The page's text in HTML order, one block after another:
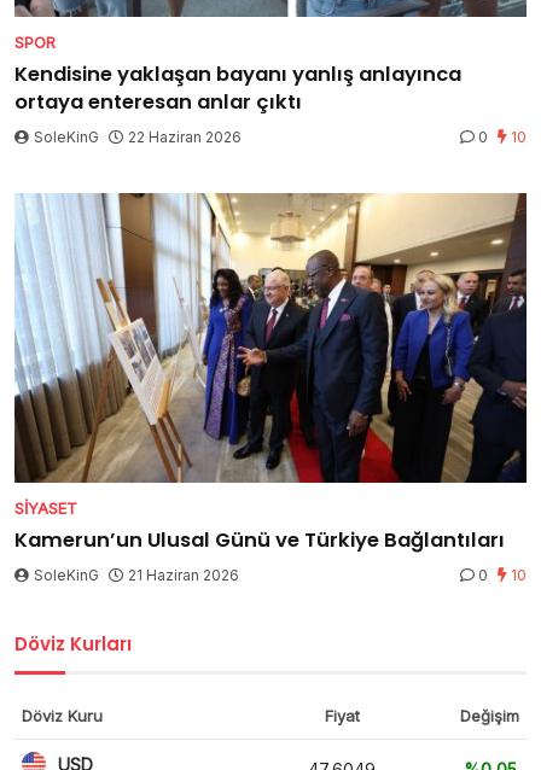
SPOR
Kendisine yaklaşan bayanı yanlış anlayınca
ortaya enteresan anlar çıktı
SoleKinG 22 Haziran 2026 0 10
SIYASET
Kamerun’un Ulusal Günü ve Türkiye Bağlantıları
SoleKinG 21 Haziran 2026 0 10
Döviz Kurları
Döviz Kuru Fiyat Değişim
USD